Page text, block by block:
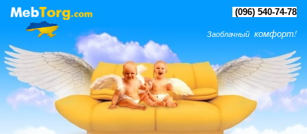
(096) 540-74-78
Заоблачный комфорт!